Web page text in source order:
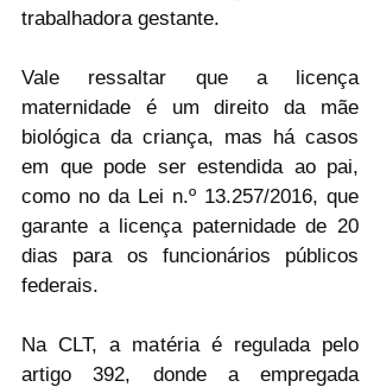
trabalhadora gestante.
Vale ressaltar que a licença
maternidade é um direito da mãe
biológica da criança, mas há casos
em que pode ser estendida ao pai,
como no da Lei n.º 13.257/2016, que
garante a licença paternidade de 20
dias para os funcionários públicos
federais.
Na CLT, a matéria é regulada pelo
artigo 392, donde a empregada